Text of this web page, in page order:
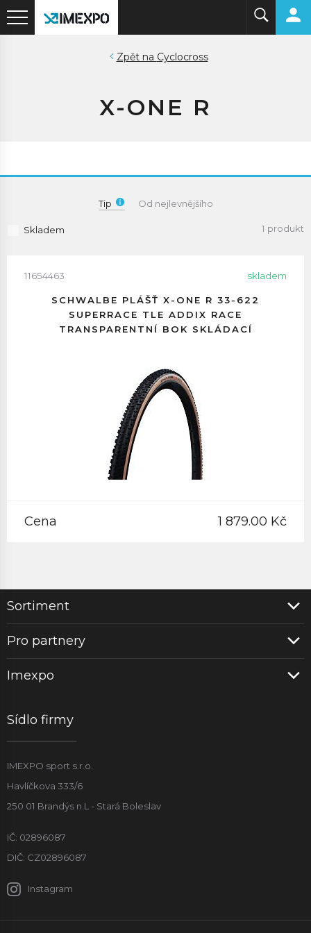
Cyclocross
X-ONE R
Tip Od nejlevnějšího
Skladem 1 produkt
11654463 skladem
SCHWALBE PLÁŠŤ X-ONE R 33-622
SUPERRACE TLE ADDIX RACE
TRANSPARENTNÍ BOK SKLÁDACÍ
Cena 1 879.00 Kč
Sortiment
Pro partnery
Imexpo
Sídlo firmy
IMEXPO sport s.r.o.
Havlíčkova 333/6
250 01 Brandýs n.L - Stará Boleslav
IČ: 02896087
DIČ: CZ02896087
Instagram